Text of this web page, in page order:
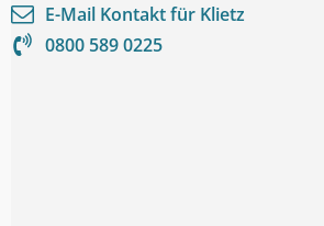
E-Mail Kontakt für Klietz
0800 589 0225